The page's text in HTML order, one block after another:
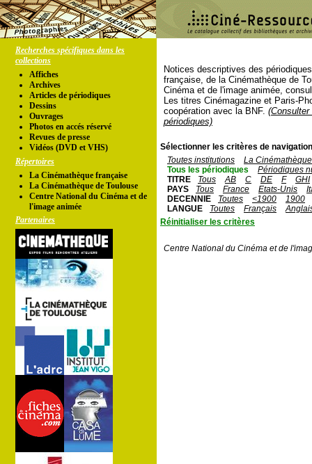
Recherches spécifiques dans les
collections
Affiches
Archives
Articles de périodiques
Dessins
Ouvrages
Photos en accés réservé
Revues de presse
Vidéos (DVD et VHS)
Répertoires
La Cinémathèque française
La Cinémathèque de Toulouse
Centre National du Cinéma et de
l'image animée
Partenaires
Notices descriptives des
française, de la Cinémathèque de
Cinéma et de l'image animée,
Les titres Cinémagazine et Paris-
coopération avec la BNF.
périodiques)
Sélectionner les critères de
Toutes institutions
La
Tous les périodiques
Périodiques
TITRE
Tous AB C DE F
GHI
PAYS
Tous France Etats-Unis
DECENNIE
Toutes <1900
1900
LANGUE
Toutes Français
Réinitialiser les critères
Centre National du Cinéma et de